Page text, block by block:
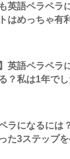
英語ペラペラ
はめっちゃ有
英語ペラペラ
？私は1年でし
ラになるには
た3ステップを